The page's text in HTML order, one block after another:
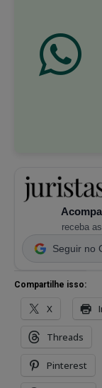
receba
Seguir no
Compartilhe isso:
X
Threads
Pinterest